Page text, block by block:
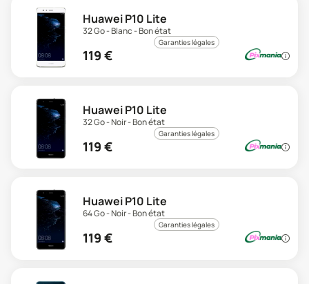
Huawei P10 Lite
32 Go - Blanc - Bon état
Garanties légales
119 €
Huawei P10 Lite
32 Go - Noir - Bon état
Garanties légales
119 €
Huawei P10 Lite
64 Go - Noir - Bon état
Garanties légales
119 €